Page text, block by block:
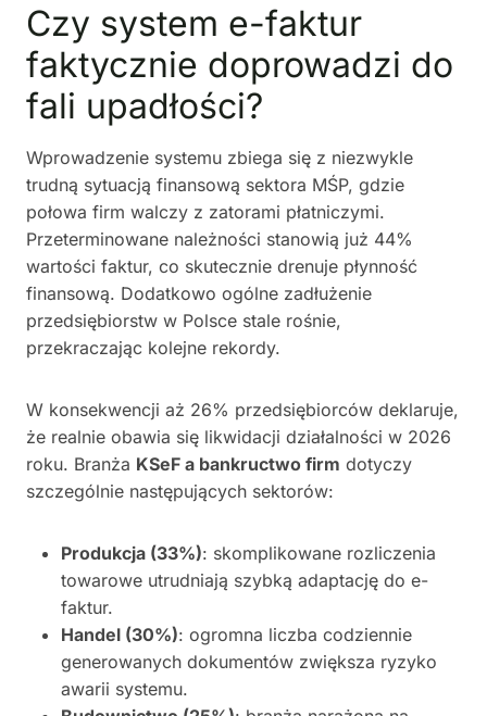
Czy system e-faktur
faktycznie doprowadzi do
fali upadłości?
Wprowadzenie systemu zbiega się z niezwykle
trudną sytuacją finansową sektora MŚP, gdzie
połowa firm walczy z zatorami płatniczymi.
Przeterminowane należności stanowią już 44%
wartości faktur, co skutecznie drenuje płynność
finansową. Dodatkowo ogólne zadłużenie
przedsiębiorstw w Polsce stale rośnie,
przekraczając kolejne rekordy.
W konsekwencji aż 26% przedsiębiorców deklaruje,
że realnie obawia się likwidacji działalności w 2026
roku. Branża KSeF a bankructwo firm dotyczy
szczególnie następujących sektorów:
Produkcja (33%): skomplikowane rozliczenia
towarowe utrudniają szybką adaptację do e-
faktur.
Handel (30%): ogromna liczba codziennie
generowanych dokumentów zwiększa ryzyko
awarii systemu.